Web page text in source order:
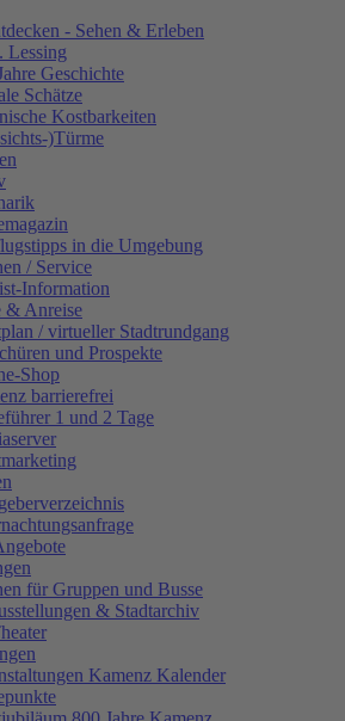
- Sehen & Erleben
Lessing
Geschichte
Schätze
Kostbarkeiten
)Türme
in die Umgebung
/ Service
Information
& Anreise
/ virtueller Stadtrundgang
und Prospekte
Shop
barrierefrei
1 und 2 Tage
für Gruppen und Busse
& Stadtarchiv
Kamenz Kalender